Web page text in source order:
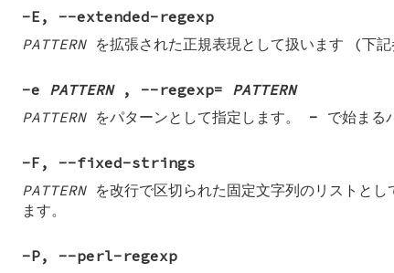
-E , --extended-regexp
PATTERNを拡張された正規表現として扱います (下記
-e PATTERN , --regexp= PATTERN
PATTERNをパターンとして指定します。 - で始まる
-F , --fixed-strings
PATTERNを改行で区切られた固定文字列のリストとし
ます。
-P, --perl-regexp